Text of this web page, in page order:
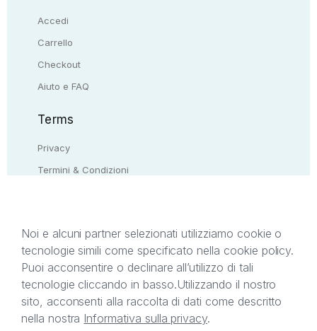
Accedi
Carrello
Checkout
Aiuto e FAQ
Terms
Privacy
Termini & Condizioni
Il presente sito web è di proprietà di StreetLib S.r.l.
titolare di tutti i diritti di proprietà intellettuale
afferenti ai marchi, loghi e segni distintivi presenti
sul sito web. Si invita l’utente a prendere visione
Noi e alcuni partner selezionati utilizziamo cookie o
tecnologie simili come specificato nella cookie policy.
Puoi acconsentire o declinare all’utilizzo di tali
tecnologie cliccando in basso.Utilizzando il nostro
sito, acconsenti alla raccolta di dati come descritto
nella nostra Informativa sulla privacy.